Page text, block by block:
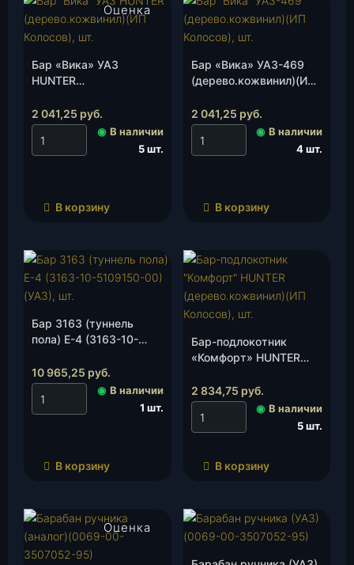
Бар «Вика» УАЗ
HUNTER
Колосов), шт.
Оценка
5.00из 5
2 041,25 руб.
◉ В наличии
5 шт.
В корзину
Бар «Вика» УАЗ-469
(дерево.кожвинил)(ИП
2 041,25 руб.
◉ В наличии
4 шт.
В корзину
Бар 3163 (туннель
пола) Е-4 (3163-10-
10 965,25 руб.
◉ В наличии
1 шт.
В корзину
Бар-подлокотник
«Комфорт» HUNTER
Колосов), шт.
2 834,75 руб.
◉ В наличии
5 шт.
В корзину
Оценка
4.00